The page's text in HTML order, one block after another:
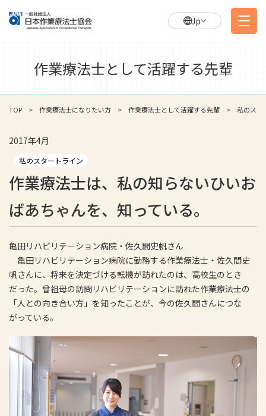
Jp
作業療法士として活躍する先輩
TOP 作業療法士になりたい方 作業療法士として活躍する先輩 私のスタ
2017年4月
私のスタートライン
作業療法士は、私の知らないひいお
ばあちゃんを、知っている。
亀田リハビリテーション病院・佐久間史帆さん
亀田リハビリテーション病院に勤務する作業療法士・佐久間史
帆さんに、将来を決定づける転機が訪れたのは、高校生のとき
だった。曾祖母の訪問リハビリテーションに訪れた作業療法士の
「人との向き合い方」を知ったことが、今の佐久間さんにつな
がっている。